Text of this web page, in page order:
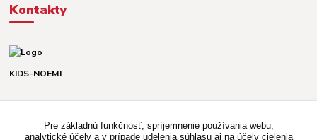
Kontakty
KIDS-NOEMI
(Po-Pia, 8-16 hod.)
Pre základnú funkčnosť, spríjemnenie používania webu,
analytické účely a v prípade udelenia súhlasu aj na účely cielenia